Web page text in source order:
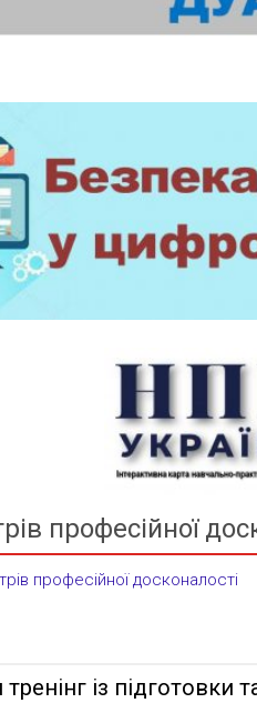
професійної
професійної досконалості
із підготовки